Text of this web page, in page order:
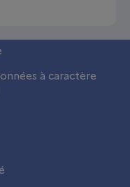
à caractère